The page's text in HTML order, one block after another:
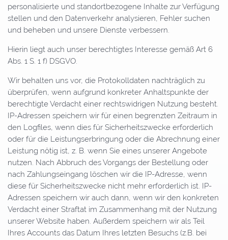
personalisierte und standortbezogene Inhalte zur Verfügung
stellen und den Datenverkehr analysieren, Fehler suchen
und beheben und unsere Dienste verbessern.
Hierin liegt auch unser berechtigtes Interesse gemäß Art 6
Abs. 1 S. 1 f) DSGVO.
Wir behalten uns vor, die Protokolldaten nachträglich zu
überprüfen, wenn aufgrund konkreter Anhaltspunkte der
berechtigte Verdacht einer rechtswidrigen Nutzung besteht.
IP-Adressen speichern wir für einen begrenzten Zeitraum in
den Logfiles, wenn dies für Sicherheitszwecke erforderlich
oder für die Leistungserbringung oder die Abrechnung einer
Leistung nötig ist, z. B. wenn Sie eines unserer Angebote
nutzen. Nach Abbruch des Vorgangs der Bestellung oder
nach Zahlungseingang löschen wir die IP-Adresse, wenn
diese für Sicherheitszwecke nicht mehr erforderlich ist. IP-
Adressen speichern wir auch dann, wenn wir den konkreten
Verdacht einer Straftat im Zusammenhang mit der Nutzung
unserer Website haben. Außerdem speichern wir als Teil
Ihres Accounts das Datum Ihres letzten Besuchs (z.B. bei